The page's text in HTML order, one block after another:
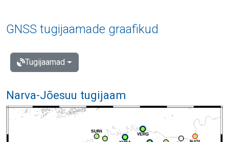
GNSS tugijaamade graafikud
Tugijaamad
Narva-Jõesuu tugijaam